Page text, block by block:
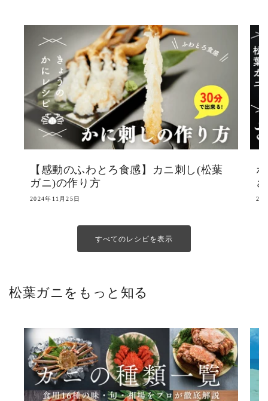
【感動のふわとろ食感】カニ刺し(松葉
ガニ)の作り方
2024年11月25日
すべてのレシピを表示
松葉ガニをもっと知る